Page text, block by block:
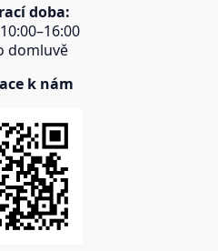
doba:
domluvě
k nám